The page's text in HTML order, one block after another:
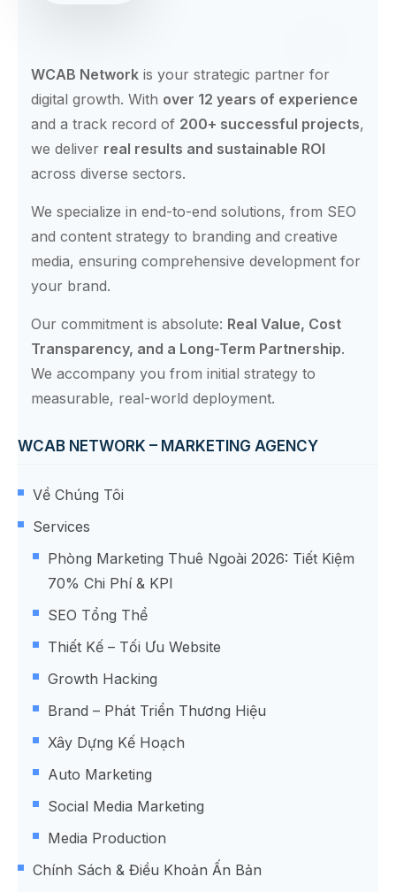
WCAB Network is your strategic partner for
digital growth. With over 12 years of experience
and a track record of 200+ successful projects,
we deliver real results and sustainable ROI
across diverse sectors.
We specialize in end-to-end solutions, from SEO
and content strategy to branding and creative
media, ensuring comprehensive development for
your brand.
Our commitment is absolute: Real Value, Cost
Transparency, and a Long-Term Partnership.
We accompany you from initial strategy to
measurable, real-world deployment.
WCAB NETWORK – MARKETING AGENCY
Về Chúng Tôi
Services
Phòng Marketing Thuê Ngoài 2026: Tiết Kiệm
70% Chi Phí & KPI
SEO Tổng Thể
Thiết Kế – Tối Ưu Website
Growth Hacking
Brand – Phát Triển Thương Hiệu
Xây Dựng Kế Hoạch
Auto Marketing
Social Media Marketing
Media Production
Chính Sách & Điều Khoản Ấn Bản